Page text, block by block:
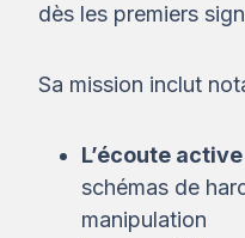
dès les premiers
Sa mission inclut
L’écoute active
schémas de
manipulation